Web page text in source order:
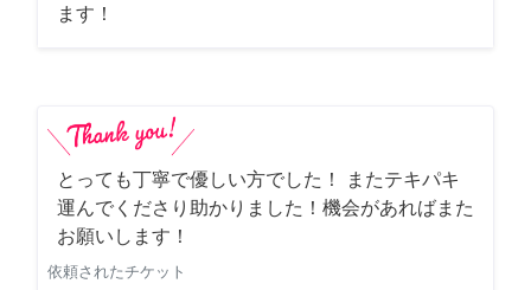
ます！
とっても丁寧で優しい方でした！ またテキパキ
運んでくださり助かりました！機会があればまた
お願いします！
依頼されたチケット